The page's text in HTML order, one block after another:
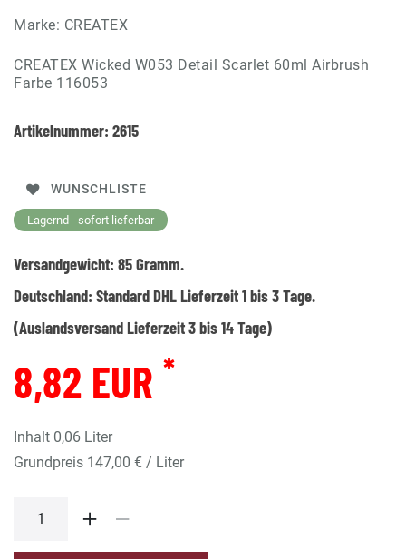
Marke: CREATEX
CREATEX Wicked W053 Detail Scarlet 60ml Airbrush
Farbe 116053
Artikelnummer: 2615
WUNSCHLISTE
Lagernd - sofort lieferbar
Versandgewicht: 85Gramm.
Deutschland: Standard DHL Lieferzeit 1 bis 3 Tage.
(Auslandsversand Lieferzeit 3 bis 14 Tage)
8,82 EUR *
Inhalt 0,06 Liter
Grundpreis 147,00 € / Liter